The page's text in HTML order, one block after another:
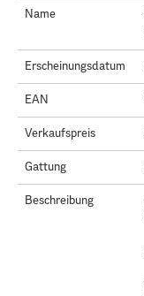
Name
Erscheinungsdatum
EAN
Verkaufspreis
Gattung
Beschreibung